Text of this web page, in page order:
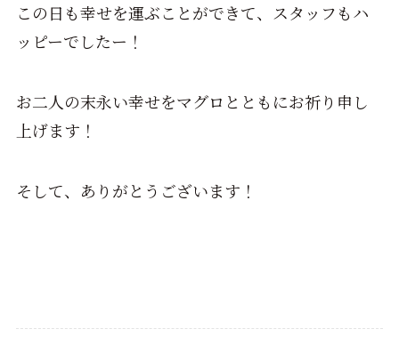
この日も幸せを運ぶことができて、スタッフもハ
ッピーでしたー！
お二人の末永い幸せをマグロとともにお祈り申し
上げます！
そして、ありがとうございます！